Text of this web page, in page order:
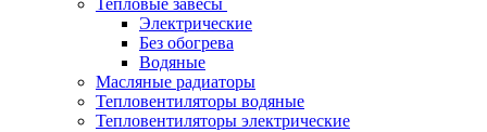
Тепловые завесы
Электрические
Без обогрева
Водяные
Масляные радиаторы
Тепловентиляторы водяные
Тепловентиляторы электрические